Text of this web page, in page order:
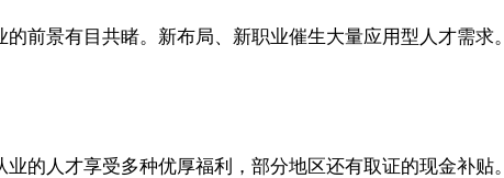
前景有目共睹。新布局、新职业催生大量应用型人才需求。
的人才享受多种优厚福利，部分地区还有取证的现金补贴。